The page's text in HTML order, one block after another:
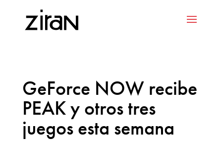
GeForce NOW recibe
PEAK y otros tres
juegos esta semana